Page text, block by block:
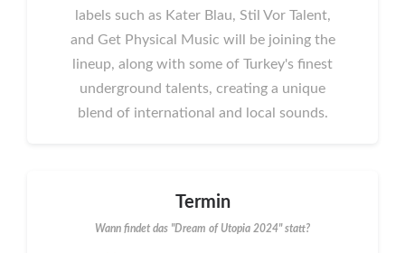
labels such as Kater Blau, Stil Vor Talent,
and Get Physical Music will be joining the
lineup, along with some of Turkey's finest
underground talents, creating a unique
blend of international and local sounds.
Termin
Wann findet das "Dream of Utopia 2024" statt?